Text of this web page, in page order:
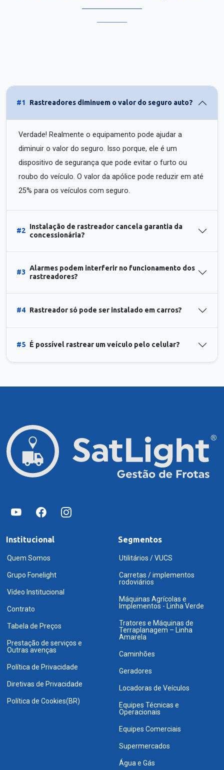
#1 Rastreadores diminuem o valor do seguro auto?
Verdade! Realmente o equipamento pode ajudar a
diminuir o valor do seguro. Isso porque, ele é um
dispositivo de segurança que pode evitar o furto ou
roubo do veículo. O valor da apólice pode reduzir em até
25% para os veículos com seguro.
#2
Instalação de rastreador cancela garantia da
concessionária?
#3
Alarmes podem interferir no funcionamento dos
rastreadores?
#4 Rastreador só pode ser instalado em carros?
#5 É possível rastrear um veículo pelo celular?
Institucional
Quem Somos
Grupo Fonelight
Vídeo Institucional
Contrato
Tabela de Preços
Prestação de serviços e
Outras avenças
Política de Privacidade
Diretivas de Privacidade
Política de Cookies(BR)
Segmentos
Utilitários / VUCS
Carretas / implementos
rodoviários
Máquinas Agrícolas e
Implementos - Linha Verde
Tratores e Máquinas de
Terraplanagem – Linha
Amarela
Caminhões
Geradores
Locadoras de Veículos
Equipes Técnicas e
Operacionais
Equipes Comerciais
Supermercados
Água e Gás